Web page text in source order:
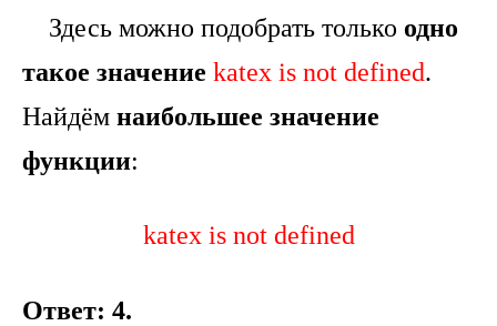
Здесь можно подобрать только одно
такое значение katex is not defined.
Найдём наибольшее значение
функции:
katex is not defined
Ответ: 4.